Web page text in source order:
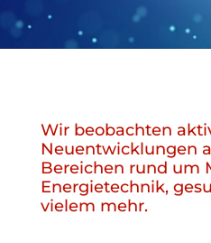
Wir beobachten
Neuentwicklungen
Bereichen rund um
Energietechnik,
vielem mehr.